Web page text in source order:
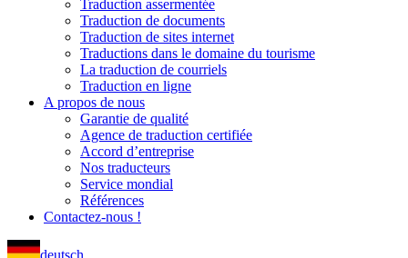
Traduction assermentée
Traduction de documents
Traduction de sites internet
Traductions dans le domaine du tourisme
La traduction de courriels
Traduction en ligne
A propos de nous
Garantie de qualité
Agence de traduction certifiée
Accord d’entreprise
Nos traducteurs
Service mondial
Références
Contactez-nous !
deutsch